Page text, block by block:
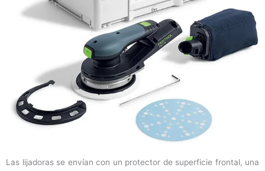
Las lijadoras se envían con un protector de superficie frontal, una